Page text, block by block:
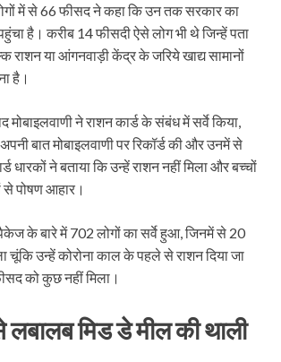
में से 66 फीसद ने कहा कि उन तक सरकार का
है। करीब 14 फीसदी ऐसे लोग भी थे जिन्हें पता
राशन या आंगनवाड़ी केंद्र के जरिये खाद्य सामानों
है।
ने राशन कार्ड के संबंध में सर्वे किया,
बात मोबाइलवाणी पर रिकॉर्ड की और उनमें से
धारकों ने बताया कि उन्हें राशन नहीं मिला और बच्चों
पोषण आहार।
के बारे में 702 लोगों का सर्वे हुआ, जिनमें से 20
चूंकि उन्हें कोरोना काल के पहले से राशन दिया जा
को कुछ नहीं मिला।
लबालब मिड डे मील की थाली